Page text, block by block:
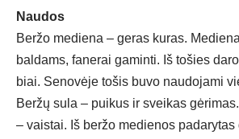
Nau­dos
Ber­žo me­die­na – ge­ras ku­ras.
bal­dams, fa­ne­rai ga­min­ti. Iš to­šies
biai. Se­no­vė­je to­šis bu­vo nau­do­ja­mi
Ber­žų su­la – pui­kus ir svei­kas
– vais­tai. Iš ber­žo me­die­nos